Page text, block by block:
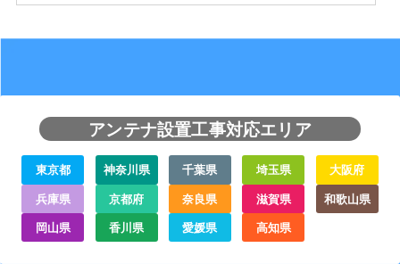
アンテナ設置工事対応エリア
東京都 神奈川県 千葉県 埼玉県
大阪府
兵庫県
京都府 奈良県 滋賀県
和歌山県
岡山県
香川県 愛媛県 高知県